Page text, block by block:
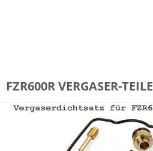
FZR600R VERGASER-TEILE